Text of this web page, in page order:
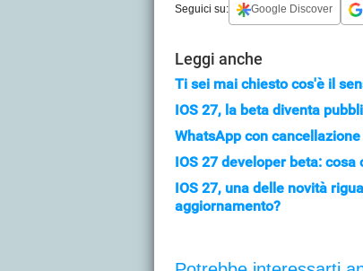
Seguici su: Google Discover
Leggi anche
Ti sei mai chiesto cos'è il
IOS 27, la beta diventa
WhatsApp con
IOS 27 developer beta:
IOS 27, una delle novità
aggiornamento?